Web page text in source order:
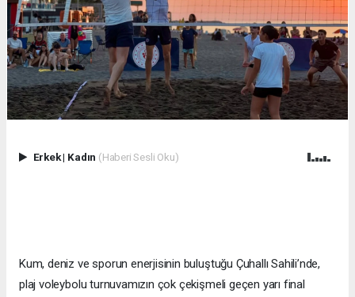
Erkek| Kadın (Haberi Sesli Oku)
Kum, deniz ve sporun enerjisinin buluştuğu Çuhallı Sahili’nde,
plaj voleybolu turnuvamızın çok çekişmeli geçen yarı final